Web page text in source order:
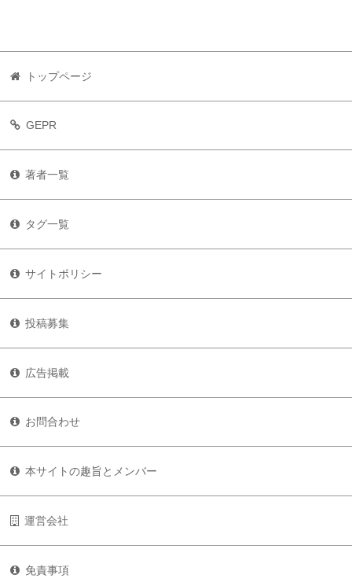
トップページ
GEPR
著者一覧
タグ一覧
サイトポリシー
投稿募集
広告掲載
お問合わせ
本サイトの趣旨とメンバー
運営会社
免責事項